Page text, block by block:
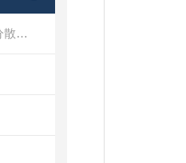
可升降移动式变频一体分散乳化机